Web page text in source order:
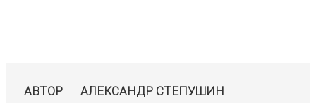
АВТОР
АЛЕКСАНДР СТЕПУШИН